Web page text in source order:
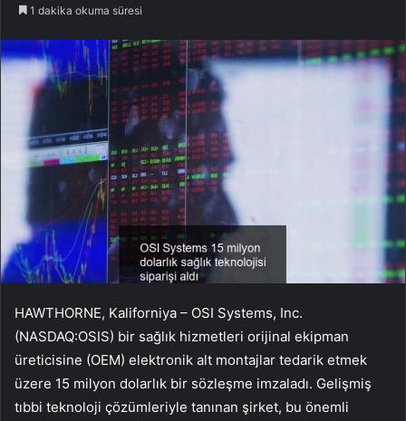
1 dakika okuma süresi
HAWTHORNE, Kaliforniya – OSI Systems, Inc.
(NASDAQ:OSIS) bir sağlık hizmetleri orijinal ekipman
üreticisine (OEM) elektronik alt montajlar tedarik etmek
üzere 15 milyon dolarlık bir sözleşme imzaladı. Gelişmiş
tıbbi teknoloji çözümleriyle tanınan şirket, bu önemli